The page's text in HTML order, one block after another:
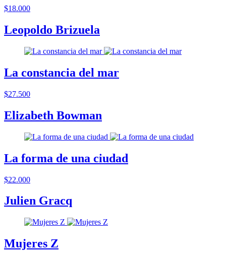
$18.000
Leopoldo Brizuela
La constancia del mar
$27.500
Elizabeth Bowman
La forma de una ciudad
$22.000
Julien Gracq
Mujeres Z